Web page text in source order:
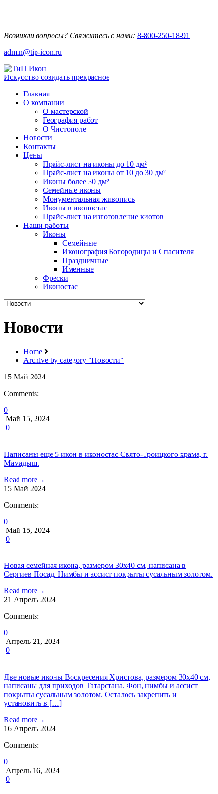
Возникли вопросы? Свяжитесь с нами: 8-800-250-18-91
admin@tip-icon.ru
Искусство созидать прекрасное
Главная
О компании
О мастерской
География работ
О Чистополе
Новости
Контакты
Цены
Прайс-лист на иконы до 10 дм²
Прайс-лист на иконы от 10 до 30 дм²
Иконы более 30 дм²
Семейные иконы
Монументальная живопись
Иконы в иконостас
Прайс-лист на изготовление киотов
Наши работы
Иконы
Семейные
Иконография Богородицы и Спасителя
Праздничные
Именные
Фрески
Иконостас
Новости
Home
Archive by category "Новости"
15 Май 2024
Comments:
0
Май 15, 2024
0
Написаны еще 5 икон в иконостас Свято-Троицкого храма, г.
Мамадыш.
Read more→
15 Май 2024
Comments:
0
Май 15, 2024
0
Новая семейная икона, размером 30х40 см, написана в
Сергиев Посад. Нимбы и ассист покрыты сусальным золотом.
Read more→
21 Апрель 2024
Comments:
0
Апрель 21, 2024
0
Две новые иконы Воскресения Христова, размером 30х40 см,
написаны для приходов Татарстана. Фон, нимбы и ассист
покрыты сусальным золотом. Осталось закрепить и
установить в […]
Read more→
16 Апрель 2024
Comments:
0
Апрель 16, 2024
0